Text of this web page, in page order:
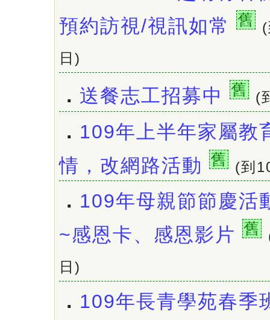
預約訪視/視訊如常
舊
日)
． 送餐志工招募中 舊 (
． 109年上半年家屬教
情，改網路活動
舊 (到
． 109年母親節節慶活
~感恩卡、感恩影片 舊
日)
． 109年長青學苑春季